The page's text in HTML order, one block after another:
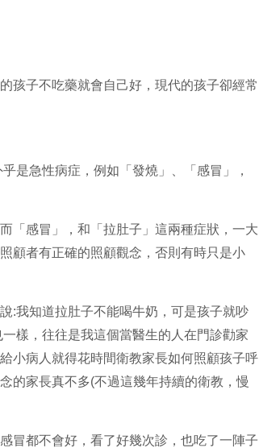
孩子不吃藥就會自己好，現代的孩子卻經常
是急性病症，例如「發燒」、「感冒」，
「感冒」，和「拉肚子」這兩種症狀，一大
顧者有正確的照顧觀念，否則有時只是小
:我知道拉肚子不能喝牛奶，可是孩子就吵
樣，往往是我這個當醫生的人在門診勸家
小病人就得花時間衛教家長如何照顧孩子呼
的家長真不多(不過這幾年持續的衛教，慢
冒都不會好，看了好幾次診，也吃了一陣子